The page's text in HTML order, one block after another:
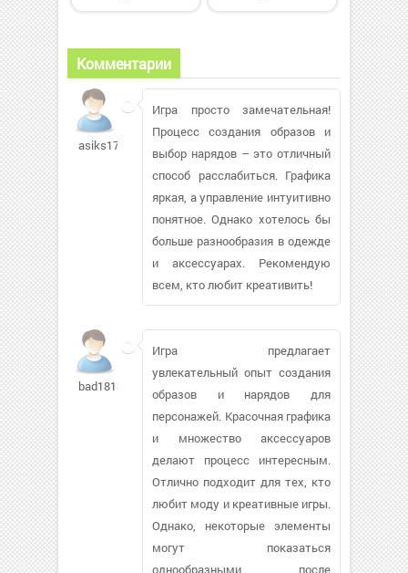
Комментарии
asiks1735
Игра просто замечательная!
Процесс создания образов и
выбор нарядов – это отличный
способ расслабиться. Графика
яркая, а управление интуитивно
понятное. Однако хотелось бы
больше разнообразия в одежде
и аксессуарах. Рекомендую
всем, кто любит креативить!
bad181305
Игра предлагает
увлекательный опыт создания
образов и нарядов для
персонажей. Красочная графика
и множество аксессуаров
делают процесс интересным.
Отлично подходит для тех, кто
любит моду и креативные игры.
Однако, некоторые элементы
могут показаться
однообразными после